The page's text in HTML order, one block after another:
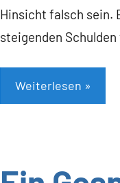
Hinsicht falsch sein.
steigenden
Weiterlesen
Allgemein